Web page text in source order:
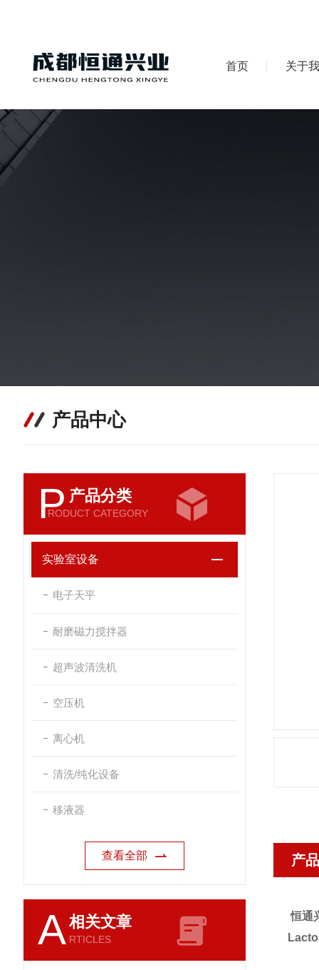
首页 关于
产品中心
P 产品分类
RODUCT CATEGORY
实验室设备
电子天平
耐磨磁力搅拌器
超声波清洗机
空压机
离心机
清洗/纯化设备
移液器
查看全部
A相关文章
RTICLES
产
恒通